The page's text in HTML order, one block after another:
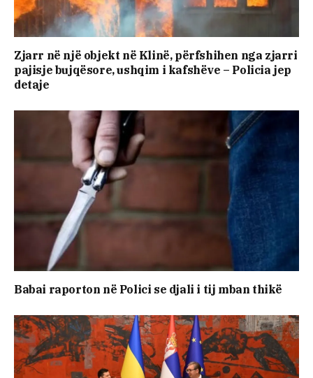
Zjarr në një objekt në Klinë, përfshihen nga zjarri
pajisje bujqësore, ushqim i kafshëve – Policia jep
detaje
Babai raporton në Polici se djali i tij mban thikë